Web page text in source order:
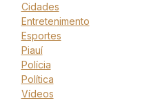
Cidades
Entretenimento
Esportes
Piauí
Polícia
Política
Vídeos